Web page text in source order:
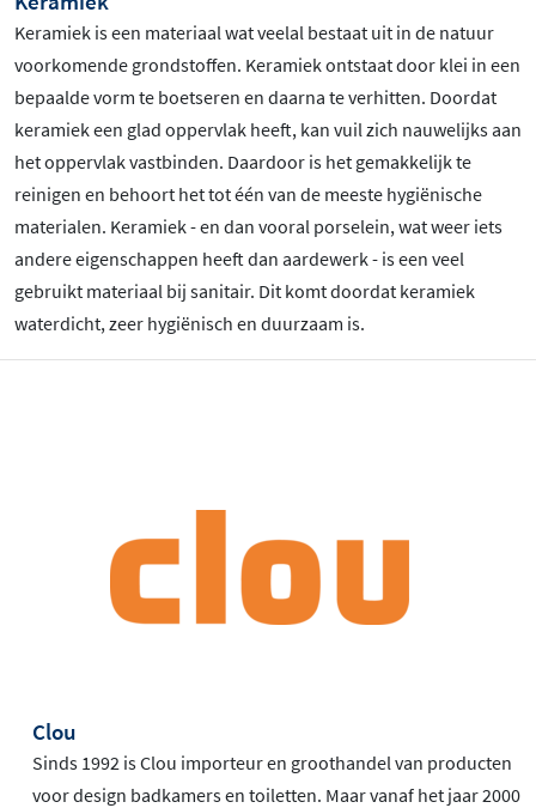
Keramiek is een materiaal wat veelal bestaat uit in de natuur
voorkomende grondstoffen. Keramiek ontstaat door klei in een
bepaalde vorm te boetseren en daarna te verhitten. Doordat
keramiek een glad oppervlak heeft, kan vuil zich nauwelijks aan
het oppervlak vastbinden. Daardoor is het gemakkelijk te
reinigen en behoort het tot één van de meeste hygiënische
materialen. Keramiek - en dan vooral porselein, wat weer iets
andere eigenschappen heeft dan aardewerk - is een veel
gebruikt materiaal bij sanitair. Dit komt doordat keramiek
waterdicht, zeer hygiënisch en duurzaam is.
Clou
Sinds 1992 is Clou importeur en groothandel van producten
voor design badkamers en toiletten. Maar vanaf het jaar 2000